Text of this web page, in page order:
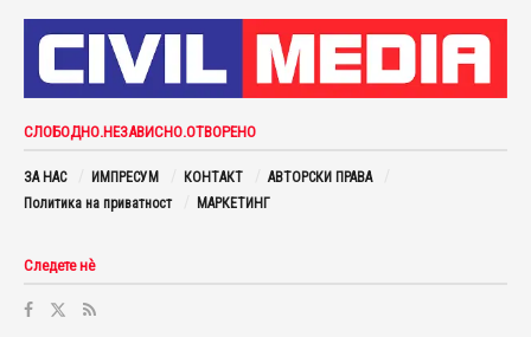
СЛОБОДНО.НЕЗАВИСНО.ОТВОРЕНО
ЗА НАС ИМПРЕСУМ КОНТАКТ
АВТОРСКИ ПРАВА
Политика на приватност
МАРКЕТИНГ
Следете нè